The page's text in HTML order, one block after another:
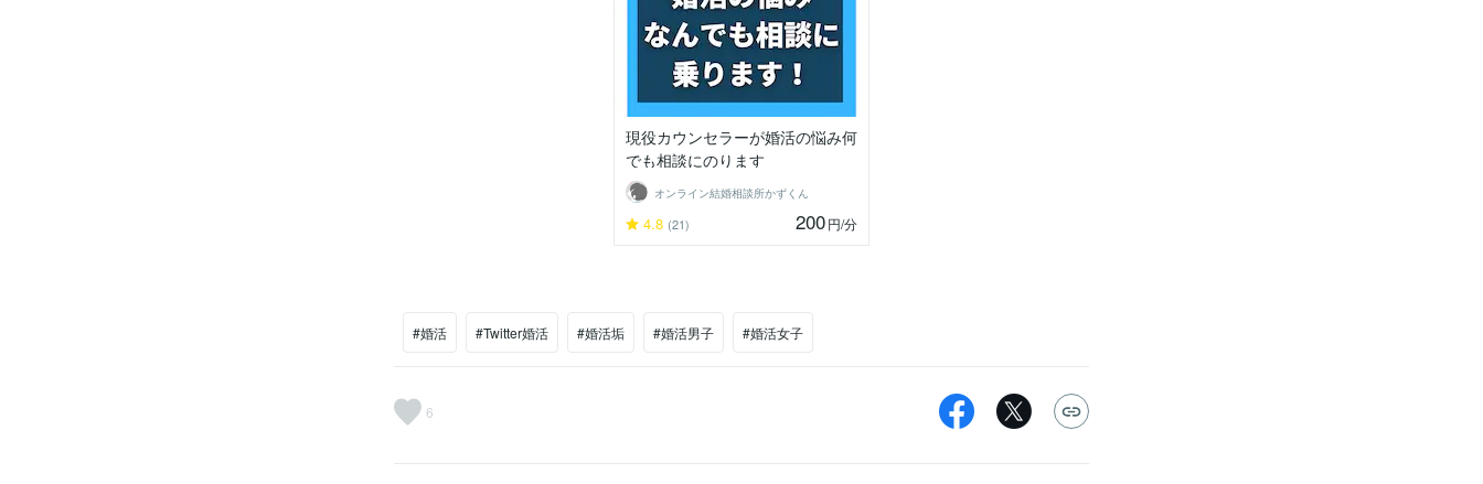
現役カウンセラーが婚活の悩み何
でも相談にのります
オンライン結婚相談所かずくん
4.8 (21) 200円/分
#婚活 #Twitter婚活 #婚活垢 #婚活男子 #婚活女子
6